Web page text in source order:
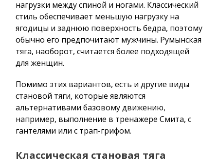
нагрузки между спиной и ногами. Классический
стиль обеспечивает меньшую нагрузку на
ягодицы и заднюю поверхность бедра, поэтому
обычно его предпочитают мужчины. Румынская
тяга, наоборот, считается более подходящей
для женщин.
Помимо этих вариантов, есть и другие виды
становой тяги, которые являются
альтернативами базовому движению,
например, выполнение в тренажере Смита, с
гантелями или с трап-грифом.
Классическая становая тяга